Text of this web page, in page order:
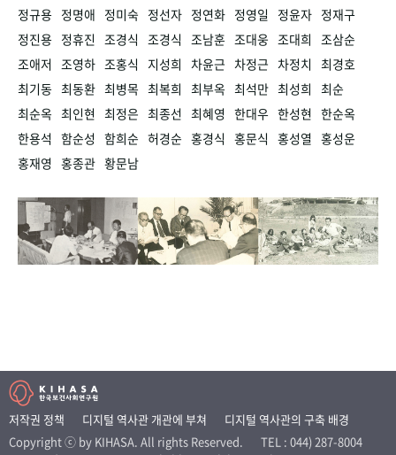
정규용 정명애 정미숙 정선자 정연화 정영일 정윤자 정재구
정진용 정휴진 조경식 조경식 조남훈 조대웅 조대희 조삼순
조애저 조영하 조홍식 지성희 차윤근 차정근 차정치 최경호
최기동 최동환 최병목 최복희 최부옥 최석만 최성희 최순
최순옥 최인현 최정은 최종선 최혜영 한대우 한성현 한순옥
한용석 함순성 함희순 허경순 홍경식 홍문식 홍성열 홍성운
홍재영 홍종관 황문남
저작권 정책 디지털 역사관 개관에 부쳐
디지털 역사관의 구축 배경
Copyright ⓒ by KIHASA. All rights Reserved.
TEL : 044) 287-8004